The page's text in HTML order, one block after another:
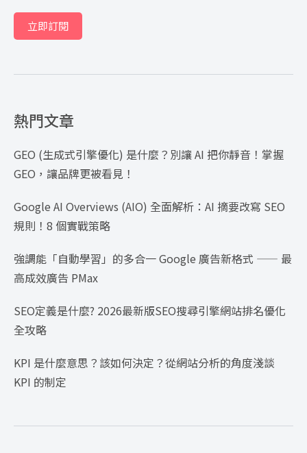
立即訂閱
熱門文章
GEO (生成式引擎優化) 是什麼？別讓 AI 把你靜音！掌握
GEO，讓品牌更被看見！
Google AI Overviews (AIO) 全面解析：AI 摘要改寫 SEO
規則！8 個實戰策略
強調能「自動學習」的多合一 Google 廣告新格式 —— 最
高成效廣告 PMax
SEO定義是什麼? 2026最新版SEO搜尋引擎網站排名優化
全攻略
KPI 是什麼意思？該如何決定？從網站分析的角度淺談
KPI 的制定